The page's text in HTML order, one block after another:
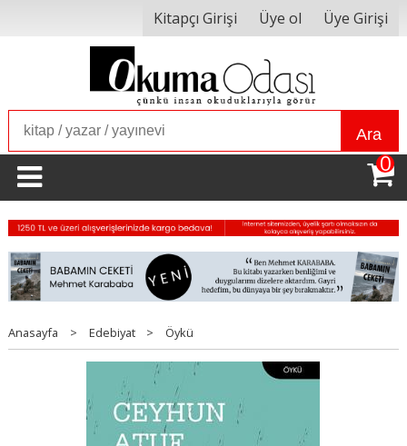
Kitapçı Girişi Üye ol Üye Girişi
Ara
0
Anasayfa > Edebiyat > Öykü